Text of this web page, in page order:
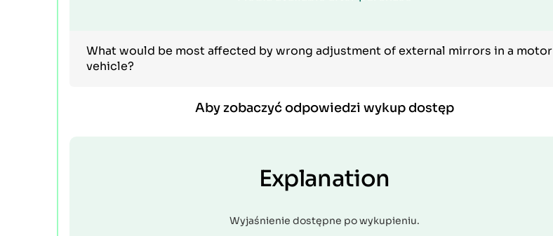
What would be most affected by wrong adjustment of external mirrors in a motor
vehicle?
Aby zobaczyć odpowiedzi wykup dostęp
Explanation
Wyjaśnienie dostępne po wykupieniu.